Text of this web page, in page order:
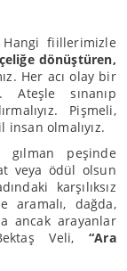
fiillerimizle
dönüştüren,
Her acı olay bir
sınanıp
Pişmeli,
insan olmalıyız.
peşinde
veya ödül olsun
karşılıksız
aramalı, dağda,
ancak arayanlar
Veli,“Ara